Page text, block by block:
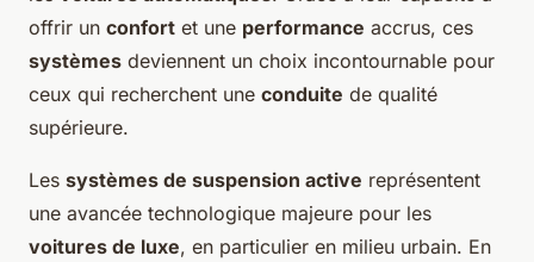
offrir un confort et une performance accrus, ces
systèmes deviennent un choix incontournable pour
ceux qui recherchent une conduite de qualité
supérieure.
Les systèmes de suspension active représentent
une avancée technologique majeure pour les
voitures de luxe, en particulier en milieu urbain. En